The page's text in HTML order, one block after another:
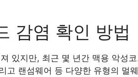
감염 확인 방법
있지만, 최근 몇 년간 맥용 악성
고 랜섬웨어 등 다양한 유형의 멀